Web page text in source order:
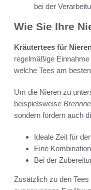
bei der
Wie Sie Ihre
Kräutertees für
regelmäßige
welche Tees am
Um die Nieren zu
beispielsweise
sondern fördern auch
Ideale Zeit für
Eine
Bei der
Zusätzlich zu den